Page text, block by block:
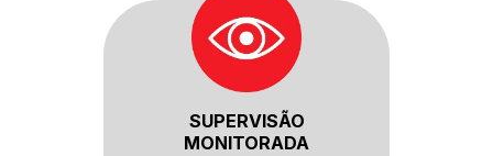
SUPERVISÃO
MONITORADA